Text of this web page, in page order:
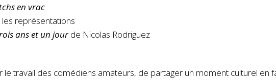
en vrac
représentations
ans et un jourde Nicolas Rodriguez
le travail des comédiens amateurs, de partager un moment culturel